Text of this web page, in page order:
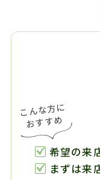
希望の来
まずは来